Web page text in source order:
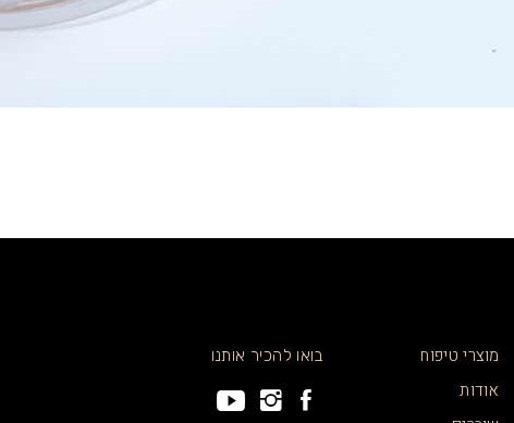
בואו להכיר אותנו
מוצרי טיפוח
אודות